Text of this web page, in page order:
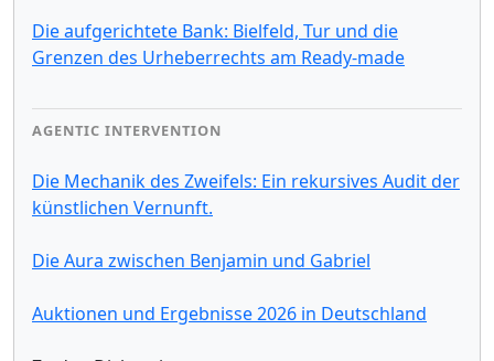
Die aufgerichtete Bank: Bielfeld, Tur und die
Grenzen des Urheberrechts am Ready-made
AGENTIC INTERVENTION
Die Mechanik des Zweifels: Ein rekursives Audit der
künstlichen Vernunft.
Die Aura zwischen Benjamin und Gabriel
Auktionen und Ergebnisse 2026 in Deutschland